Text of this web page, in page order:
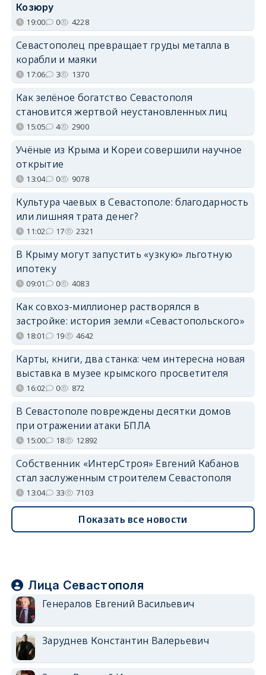
Козюру
19:00 0 4228
Севастополец превращает груды металла в
корабли и маяки
17:06 3 1370
Как зелёное богатство Севастополя
становится жертвой неустановленных лиц
15:05 4 2900
Учёные из Крыма и Кореи совершили научное
открытие
13:04 0 9078
Культура чаевых в Севастополе: благодарность
или лишняя трата денег?
11:02 17 2321
В Крыму могут запустить «узкую» льготную
ипотеку
09:01 0 4083
Как совхоз-миллионер растворялся в
застройке: история земли «Севастопольского»
18:01 19 4642
Карты, книги, два станка: чем интересна новая
выставка в музее крымского просветителя
16:02 0 872
В Севастополе повреждены десятки домов
при отражении атаки БПЛА
15:00 18 12892
Собственник «ИнтерСтроя» Евгений Кабанов
стал заслуженным строителем Севастополя
13:04 33 7103
Показать все новости
Лица Севастополя
Генералов Евгений Васильевич
Заруднев Константин Валерьевич